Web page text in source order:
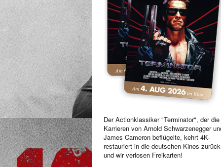
Der Actionklassiker "Terminator", der die
Karrieren von Arnold Schwarzenegger
James Cameron beflügelte, kehrt 4K-
restauriert in die deutschen Kinos zurück
und wir verlosen Freikarten!